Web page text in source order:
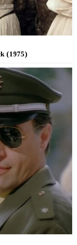
(1975)